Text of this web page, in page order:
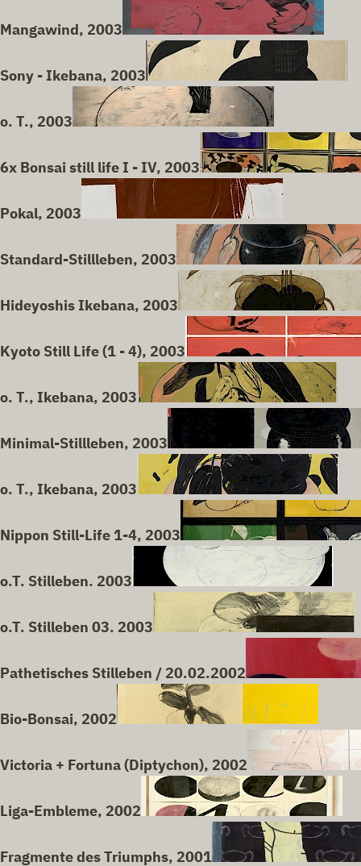
Mangawind, 2003
Sony - Ikebana, 2003
o. T., 2003
6x Bonsai still life I - IV, 2003
Pokal, 2003
Standard-Stillleben, 2003
Hideyoshis Ikebana, 2003
Kyoto Still Life (1 - 4), 2003
o. T., Ikebana, 2003
Minimal-Stillleben, 2003
o. T., Ikebana, 2003
Nippon Still-Life 1-4, 2003
o.T. Stilleben. 2003
o.T. Stilleben 03. 2003
Pathetisches Stilleben / 20.02.2002
Bio-Bonsai, 2002
Victoria + Fortuna (Diptychon), 2002
Liga-Embleme, 2002
Fragmente des Triumphs, 2001